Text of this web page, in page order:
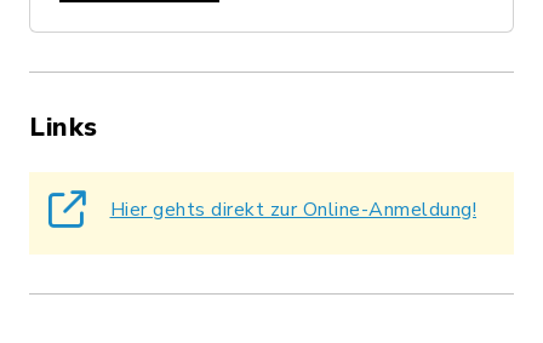
Links
Hier gehts direkt zur Online-Anmeldung!